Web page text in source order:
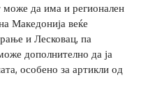
може да има и регионален
Македонија веќе
и Лесковац, па
дополнително да ја
особено за артикли од